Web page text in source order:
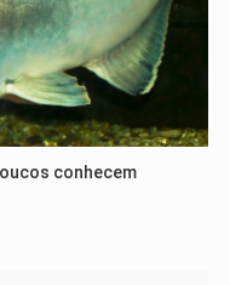
conhecem